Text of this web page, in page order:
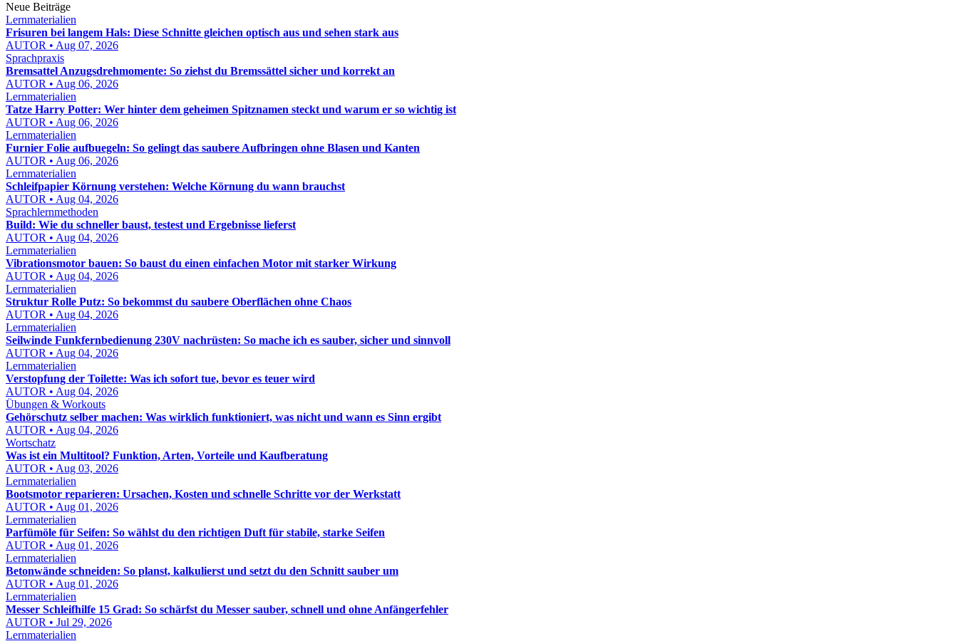
Neue Beiträge
Lernmaterialien
Frisuren bei langem Hals: Diese Schnitte gleichen optisch aus und sehen stark aus
AUTOR • Aug 07, 2026
Sprachpraxis
Bremsattel Anzugsdrehmomente: So ziehst du Bremssättel sicher und korrekt an
AUTOR • Aug 06, 2026
Lernmaterialien
Tatze Harry Potter: Wer hinter dem geheimen Spitznamen steckt und warum er so wichtig ist
AUTOR • Aug 06, 2026
Lernmaterialien
Furnier Folie aufbuegeln: So gelingt das saubere Aufbringen ohne Blasen und Kanten
AUTOR • Aug 06, 2026
Lernmaterialien
Schleifpapier Körnung verstehen: Welche Körnung du wann brauchst
AUTOR • Aug 04, 2026
Sprachlernmethoden
Build: Wie du schneller baust, testest und Ergebnisse lieferst
AUTOR • Aug 04, 2026
Lernmaterialien
Vibrationsmotor bauen: So baust du einen einfachen Motor mit starker Wirkung
AUTOR • Aug 04, 2026
Lernmaterialien
Struktur Rolle Putz: So bekommst du saubere Oberflächen ohne Chaos
AUTOR • Aug 04, 2026
Lernmaterialien
Seilwinde Funkfernbedienung 230V nachrüsten: So mache ich es sauber, sicher und sinnvoll
AUTOR • Aug 04, 2026
Lernmaterialien
Verstopfung der Toilette: Was ich sofort tue, bevor es teuer wird
AUTOR • Aug 04, 2026
Übungen & Workouts
Gehörschutz selber machen: Was wirklich funktioniert, was nicht und wann es Sinn ergibt
AUTOR • Aug 04, 2026
Wortschatz
Was ist ein Multitool? Funktion, Arten, Vorteile und Kaufberatung
AUTOR • Aug 03, 2026
Lernmaterialien
Bootsmotor reparieren: Ursachen, Kosten und schnelle Schritte vor der Werkstatt
AUTOR • Aug 01, 2026
Lernmaterialien
Parfümöle für Seifen: So wählst du den richtigen Duft für stabile, starke Seifen
AUTOR • Aug 01, 2026
Lernmaterialien
Betonwände schneiden: So planst, kalkulierst und setzt du den Schnitt sauber um
AUTOR • Aug 01, 2026
Lernmaterialien
Messer Schleifhilfe 15 Grad: So schärfst du Messer sauber, schnell und ohne Anfängerfehler
AUTOR • Jul 29, 2026
Lernmaterialien